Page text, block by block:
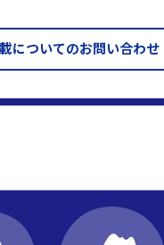
についてのお問い合わせ